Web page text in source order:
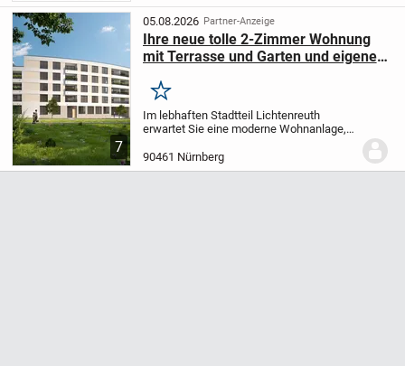
Eigentumswohnung, die mit viel Licht
durchflutet ist,...
7
05.08.2026 Partner-Anzeige
Ihre neue tolle 2-Zimmer Wohnung
mit Terrasse und Garten und eigenem
Merken
Im lebhaften Stadtteil Lichtenreuth
erwartet Sie eine moderne Wohnanlage,
einem umfangreichen Projekt entstehen
102 Eigentumswohnungen, die sich
90461 Nürnberg